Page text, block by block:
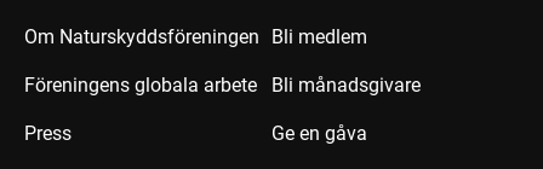
Om Naturskyddsföreningen
Föreningens globala arbete
Press
Bli medlem
Bli månadsgivare
Ge en gåva